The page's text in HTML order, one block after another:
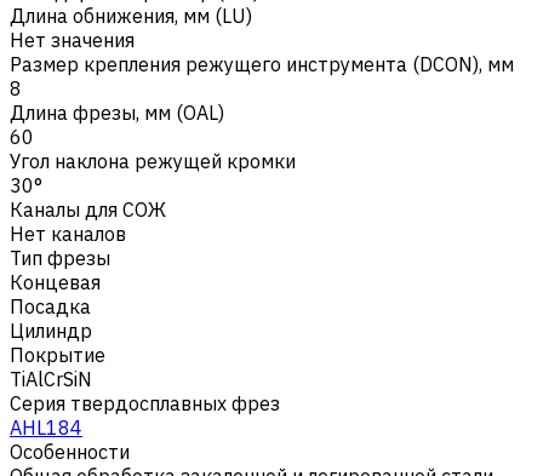
Длина обнижения, мм (LU)
Нет значения
Размер крепления режущего инструмента (DCON), мм
8
Длина фрезы, мм (OAL)
60
Угол наклона режущей кромки
30°
Каналы для СОЖ
Нет каналов
Тип фрезы
Концевая
Посадка
Цилиндр
Покрытие
TiAlCrSiN
Серия твердосплавных фрез
AHL184
Особенности